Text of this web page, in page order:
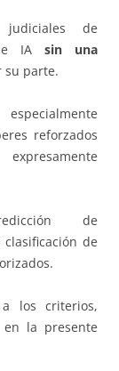
de
de IAsin una
su parte.
reforzados
de
de
a los criterios,
la presente